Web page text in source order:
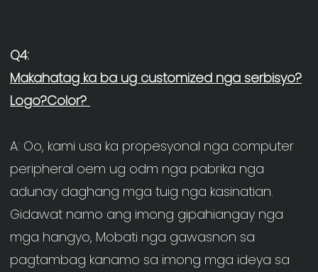
Makahatag ka ba ug customized nga serbisyo?
A: Oo, kami usa ka propesyonal nga computer
peripheral oem ug odm nga pabrika nga
adunay daghang mga tuig nga kasinatian.
Gidawat namo ang imong gipahiangay nga
mga hangyo, Mobati nga gawasnon sa
pagtambag kanamo sa imong mga ideya sa